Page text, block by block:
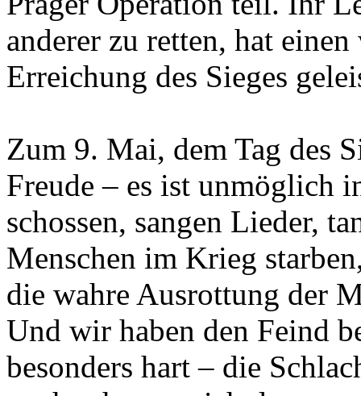
anderer zu retten, hat
Erreichung des Sieges
Zum 9. Mai, dem Tag des
Freude – es ist unmöglich
schossen, sangen Lieder,
Menschen im Krieg
die wahre Ausrottung der
Und wir haben den Feind
besonders hart – die